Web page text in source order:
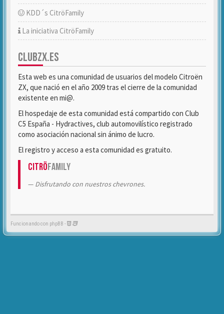
KDD´s CitröFamily
La iniciativa CitröFamily
CLUBZX.ES
Esta web es una comunidad de usuarios del modelo Citroën
ZX, que nació en el año 2009 tras el cierre de la comunidad
existente en mi@.
El hospedaje de esta comunidad está compartido con Club
C5 España - Hydractives, club automovilístico registrado
como asociación nacional sin ánimo de lucro.
El registro y acceso a esta comunidad es gratuito.
CitröFamily
Disfrutando con nuestros chevrones.
Funcionando con phpBB -